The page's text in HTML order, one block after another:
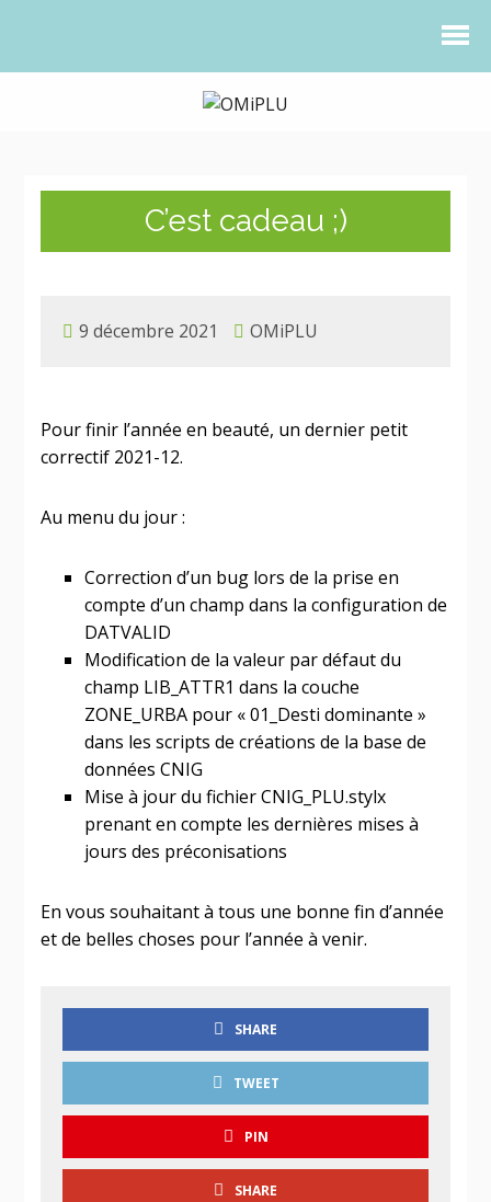
C’est cadeau ;)
9 décembre 2021 OMiPLU
Pour finir l’année en beauté, un dernier petit
correctif 2021-12.
Au menu du jour :
Correction d’un bug lors de la prise en
compte d’un champ dans la configuration de
DATVALID
Modification de la valeur par défaut du
champ LIB_ATTR1 dans la couche
ZONE_URBA pour « 01_Desti dominante »
dans les scripts de créations de la base de
données CNIG
Mise à jour du fichier CNIG_PLU.stylx
prenant en compte les dernières mises à
jours des préconisations
En vous souhaitant à tous une bonne fin d’année
et de belles choses pour l’année à venir.
SHARE
TWEET
PIN
SHARE